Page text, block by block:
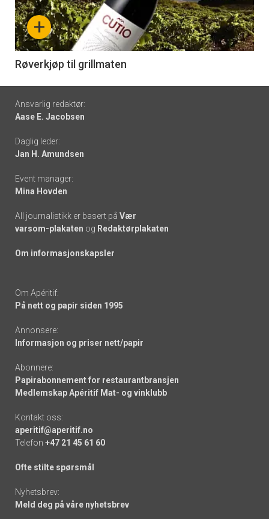
nå
-
6
+
Røverkjøp til grillmaten
Footer
-
links
Ansvarlig redaktør:
Aase E. Jacobsen
Daglig leder:
Jan H. Amundsen
Event manager:
Mina Hovden
All journalistikk er basert på Vær
varsom-plakaten og Redaktørplakaten
Om informasjonskapsler
Om Apéritif:
På nett og papir siden 1995
Annonsere:
Informasjon og priser nett/papir
Abonnere:
Papirabonnement for restaurantbransjen
Medlemskap Apéritif Mat- og vinklubb
Kontakt oss:
aperitif@aperitif.no
Telefon +47 21 45 61 60
Ofte stilte spørsmål
Nyhetsbrev:
Meld deg på våre nyhetsbrev